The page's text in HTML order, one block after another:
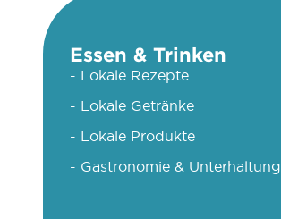
Essen & Trinken
- Lokale Rezepte
- Lokale Getränke
- Lokale Produkte
- Gastronomie & Unterhaltung